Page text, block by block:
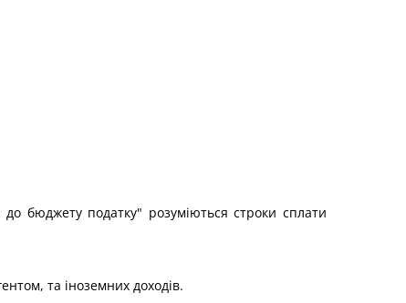
бюджету податку" розуміються строки сплати
та іноземних доходів.